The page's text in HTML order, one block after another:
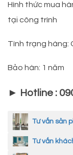
Hình thức mua
tại công trình
Tình trạng hàng:
Bảo hàn: 1 năm
► Hotline :
Tư vấn sản
Tư vấn